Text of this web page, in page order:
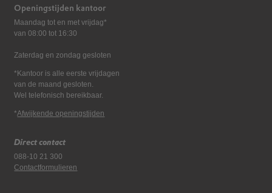
Openingstijden kantoor
Maandag tot en met vrijdag*
van 08:00 tot 16:30
Zaterdag en zondag gesloten
*Kantoor is alle eerste vrijdagen
van de maand gesloten.
Wel telefonisch bereikbaar.
*Afwijkende openingstijden
Direct contact
088-10 21 300
Contactformulieren